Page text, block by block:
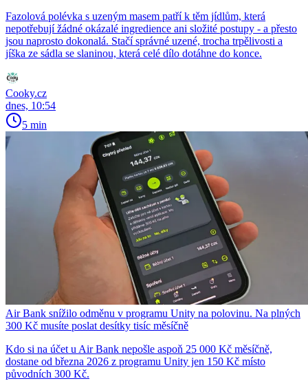
Fazolová polévka s uzeným masem patří k těm jídlům, která
nepotřebují žádné okázalé ingredience ani složité postupy - a přesto
jsou naprosto dokonalá. Stačí správné uzené, trocha trpělivosti a
jíška ze sádla se slaninou, která celé dílo dotáhne do konce.
Cooky.cz
dnes, 10:54
5 min
Air Bank snížilo odměnu v programu Unity na polovinu. Na plných
300 Kč musíte poslat desítky tisíc měsíčně
Kdo si na účet u Air Bank nepošle aspoň 25 000 Kč měsíčně,
dostane od března 2026 z programu Unity jen 150 Kč místo
původních 300 Kč.